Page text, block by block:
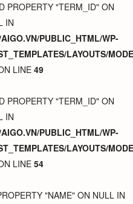
PROPERTY "TERM_ID" ON
IN
PUBLIC_HTML/WP-
LAYOUTS/
LINE 49
PROPERTY "TERM_ID" ON
IN
PUBLIC_HTML/WP-
LAYOUTS/
LINE 54
"NAME" ON NULL IN